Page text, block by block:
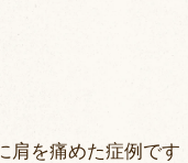
肩を痛めた症例です